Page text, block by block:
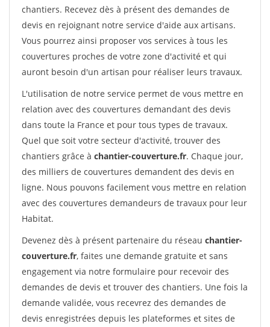
chantiers. Recevez dès à présent des demandes de
devis en rejoignant notre service d'aide aux artisans.
Vous pourrez ainsi proposer vos services à tous les
couvertures proches de votre zone d'activité et qui
auront besoin d'un artisan pour réaliser leurs travaux.
L'utilisation de notre service permet de vous mettre en
relation avec des couvertures demandant des devis
dans toute la France et pour tous types de travaux.
Quel que soit votre secteur d'activité, trouver des
chantiers grâce à chantier-couverture.fr. Chaque jour,
des milliers de couvertures demandent des devis en
ligne. Nous pouvons facilement vous mettre en relation
avec des couvertures demandeurs de travaux pour leur
Habitat.
Devenez dès à présent partenaire du réseau chantier-
couverture.fr, faites une demande gratuite et sans
engagement via notre formulaire pour recevoir des
demandes de devis et trouver des chantiers. Une fois la
demande validée, vous recevrez des demandes de
devis enregistrées depuis les plateformes et sites de